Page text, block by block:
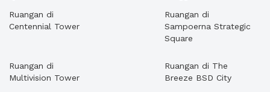
Ruangan di
Centennial Tower
Ruangan di
Sampoerna Strategic
Square
Ruangan di
Multivision Tower
Ruangan di The
Breeze BSD City